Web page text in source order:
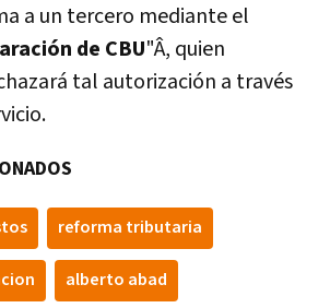
a un tercero mediante el
de CBU"Â, quien
tal autorización a través
reforma tributaria
alberto abad